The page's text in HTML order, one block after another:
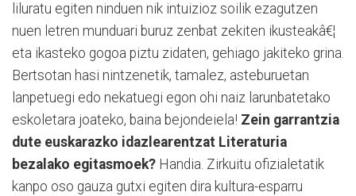
liluratu egiten ninduen nik intuizioz soilik ezagutzen
nuen letren munduari buruz zenbat zekiten ikusteakâ€¦
eta ikasteko gogoa piztu zidaten, gehiago jakiteko grina.
Bertsotan hasi nintzenetik, tamalez, asteburuetan
lanpetuegi edo nekatuegi egon ohi naiz larunbatetako
eskoletara joateko, baina bejondeiela! Zein garrantzia
dute euskarazko idazlearentzat Literaturia
bezalako egitasmoek? Handia. Zirkuitu ofizialetatik
kanpo oso gauza gutxi egiten dira kultura-esparru